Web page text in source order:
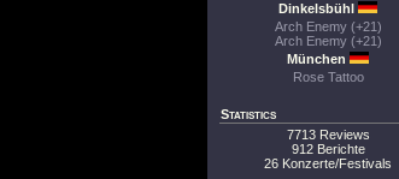
Dinkelsbühl
Arch Enemy (+21)
Arch Enemy (+21)
München
Rose Tattoo
Statistics
7713 Reviews
912 Berichte
26 Konzerte/Festivals